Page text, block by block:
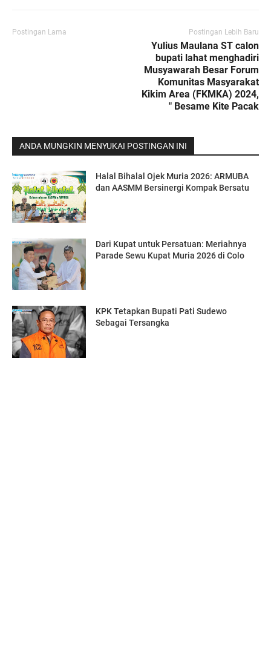
Postingan Lama Postingan Lebih Baru
Yulius Maulana ST calon
bupati lahat menghadiri
Musyawarah Besar Forum
Komunitas Masyarakat
Kikim Area (FKMKA) 2024,
" Besame Kite Pacak
ANDA MUNGKIN MENYUKAI POSTINGAN INI
Halal Bihalal Ojek Muria 2026: ARMUBA
dan AASMM Bersinergi Kompak Bersatu
Dari Kupat untuk Persatuan: Meriahnya
Parade Sewu Kupat Muria 2026 di Colo
KPK Tetapkan Bupati Pati Sudewo
Sebagai Tersangka